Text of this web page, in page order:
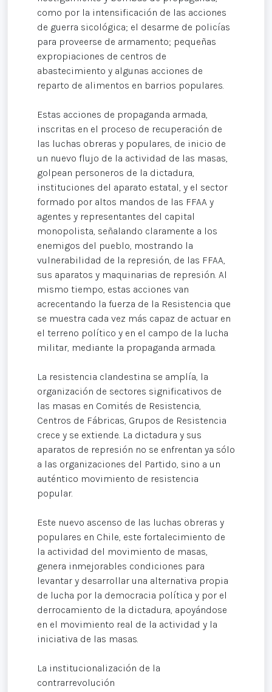
como por la intensificación de las acciones
de guerra sicológica; el desarme de policías
para proveerse de armamento; pequeñas
expropiaciones de centros de
abastecimiento y algunas acciones de
reparto de alimentos en barrios populares.
Estas acciones de propaganda armada,
inscritas en el proceso de recuperación de
las luchas obreras y populares, de inicio de
un nuevo flujo de la actividad de las masas,
golpean personeros de la dictadura,
instituciones del aparato estatal, y el sector
formado por altos mandos de las FFAA y
agentes y representantes del capital
monopolista, señalando claramente a los
enemigos del pueblo, mostrando la
vulnerabilidad de la represión, de las FFAA,
sus aparatos y maquinarias de represión. Al
mismo tiempo, estas acciones van
acrecentando la fuerza de la Resistencia que
se muestra cada vez más capaz de actuar en
el terreno político y en el campo de la lucha
militar, mediante la propaganda armada.
La resistencia clandestina se amplía, la
organización de sectores significativos de
las masas en Comités de Resistencia,
Centros de Fábricas, Grupos de Resistencia
crece y se extiende. La dictadura y sus
aparatos de represión no se enfrentan ya sólo
a las organizaciones del Partido, sino a un
auténtico movimiento de resistencia
popular.
Este nuevo ascenso de las luchas obreras y
populares en Chile, este fortalecimiento de
la actividad del movimiento de masas,
genera inmejorables condiciones para
levantar y desarrollar una alternativa propia
de lucha por la democracia política y por el
derrocamiento de la dictadura, apoyándose
en el movimiento real de la actividad y la
iniciativa de las masas.
La institucionalización de la
contrarrevolución